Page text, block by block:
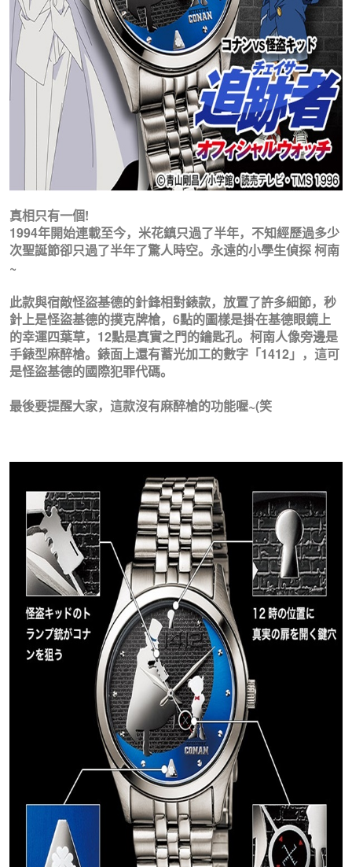
真相只有一個!
1994年開始連載至今，米花鎮只過了半年，不知經歷過多少
次聖誕節卻只過了半年了驚人時空。永遠的小學生偵探 柯南
~
此款與宿敵怪盜基德的針鋒相對錶款，放置了許多細節，秒
針上是怪盜基德的撲克牌槍，6點的圖樣是掛在基德眼鏡上
的幸運四葉草，12點是真實之門的鑰匙孔。柯南人像旁邊是
手錶型麻醉槍。錶面上還有蓄光加工的數字「1412」，這可
是怪盜基德的國際犯罪代碼。
最後要提醒大家，這款沒有麻醉槍的功能喔~(笑